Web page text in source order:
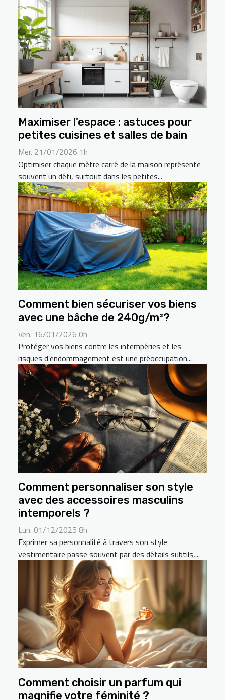
Maximiser l'espace : astuces pour
petites cuisines et salles de bain
Mer. 21/01/2026 1h
Optimiser chaque mètre carré de la maison représente
souvent un défi, surtout dans les petites...
Comment bien sécuriser vos biens
avec une bâche de 240g/m²?
Ven. 16/01/2026 0h
Protéger vos biens contre les intempéries et les
risques d’endommagement est une préoccupation...
Comment personnaliser son style
avec des accessoires masculins
intemporels ?
Lun. 01/12/2025 8h
Exprimer sa personnalité à travers son style
vestimentaire passe souvent par des détails subtils,...
Comment choisir un parfum qui
magnifie votre féminité ?